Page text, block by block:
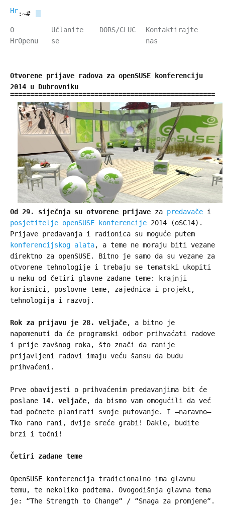
HrOpen
:~#
O
HrOpenu
Učlanite
se
DORS/CLUC
Kontaktirajte
nas
Otvorene prijave radova za openSUSE konferenciju
2014 u Dubrovniku
Od 29. siječnja su otvorene prijave za predavače i
posjetitelje openSUSE konferencije 2014 (oSC14).
Prijave predavanja i radionica su moguće putem
konferencijskog alata, a teme ne moraju biti vezane
direktno za openSUSE. Bitno je samo da su vezane za
otvorene tehnologije i trebaju se tematski ukopiti
u neku od četiri glavne zadane teme: krajnji
korisnici, poslovne teme, zajednica i projekt,
tehnologija i razvoj.
Rok za prijavu je 28. veljače, a bitno je
napomenuti da će programski odbor prihvaćati radove
i prije zavšnog roka, što znači da ranije
prijavljeni radovi imaju veću šansu da budu
prihvaćeni.
Prve obavijesti o prihvaćenim predavanjima bit će
poslane 14. veljače, da bismo vam omogućili da već
tad počnete planirati svoje putovanje. I –naravno–
Tko rano rani, dvije sreće grabi! Dakle, budite
brzi i točni!
Četiri zadane teme
OpenSUSE konferencija tradicionalno ima glavnu
temu, te nekoliko podtema. Ovogodišnja glavna tema
je: “The Strength to Change“ / “Snaga za promjene“.